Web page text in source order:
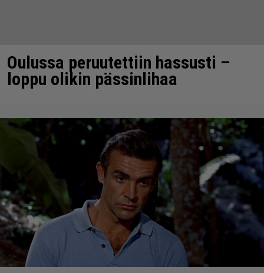
Oulussa peruutettiin hassusti –
loppu olikin pässinlihaa